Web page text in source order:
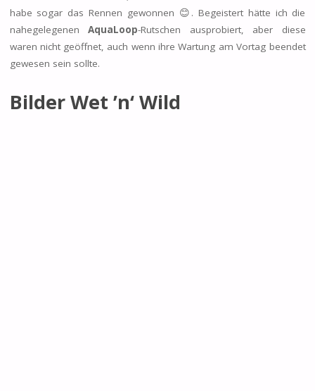
habe sogar das Rennen gewonnen 😊. Begeistert hätte ich die
nahegelegenen AquaLoop-Rutschen ausprobiert, aber diese
waren nicht geöffnet, auch wenn ihre Wartung am Vortag beendet
gewesen sein sollte.
Bilder Wet ’n‘ Wild